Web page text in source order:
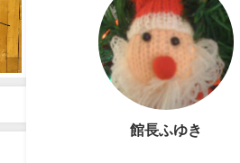
館長ふゆき